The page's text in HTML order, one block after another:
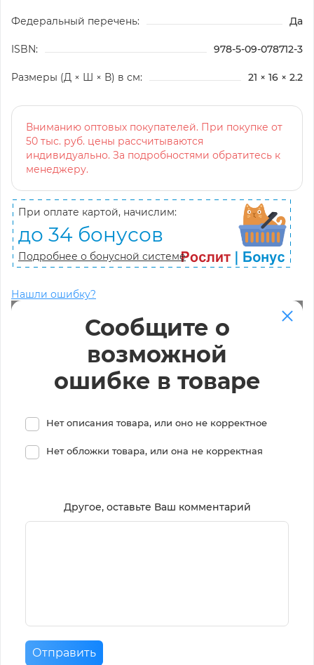
Федеральный перечень: Да
ISBN: 978-5-09-078712-3
Размеры (Д × Ш × В) в см: 21 × 16 × 2.2
Вниманию оптовых покупателей. При покупке от
50 тыс. руб. цены рассчитываются
индивидуально. За подробностями обратитесь к
менеджеру.
При оплате картой, начислим:
до 34 бонусов
Подробнее о бонусной системе
Нашли ошибку?
Сообщите о
возможной
ошибке в товаре
Нет описания товара, или оно не корректное
Нет обложки товара, или она не корректная
Другое, оставьте Ваш комментарий
Отправить